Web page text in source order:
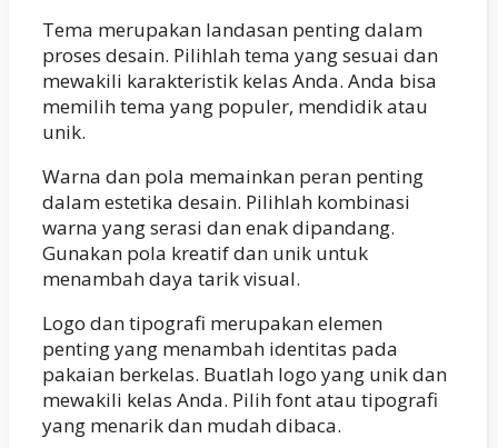
Tema merupakan landasan penting dalam
proses desain. Pilihlah tema yang sesuai dan
mewakili karakteristik kelas Anda. Anda bisa
memilih tema yang populer, mendidik atau
unik.
Warna dan pola memainkan peran penting
dalam estetika desain. Pilihlah kombinasi
warna yang serasi dan enak dipandang.
Gunakan pola kreatif dan unik untuk
menambah daya tarik visual.
Logo dan tipografi merupakan elemen
penting yang menambah identitas pada
pakaian berkelas. Buatlah logo yang unik dan
mewakili kelas Anda. Pilih font atau tipografi
yang menarik dan mudah dibaca.